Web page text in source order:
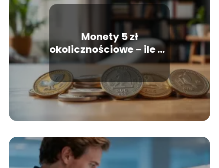
Monety 5 zł
okolicznościowe – ile są
warte? Sprawdź ich
wartość!